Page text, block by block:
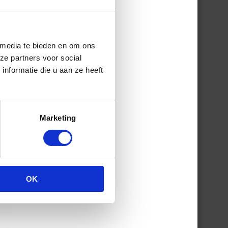
te bieden en om ons
partners voor social
die u aan ze heeft
Marketing
OK